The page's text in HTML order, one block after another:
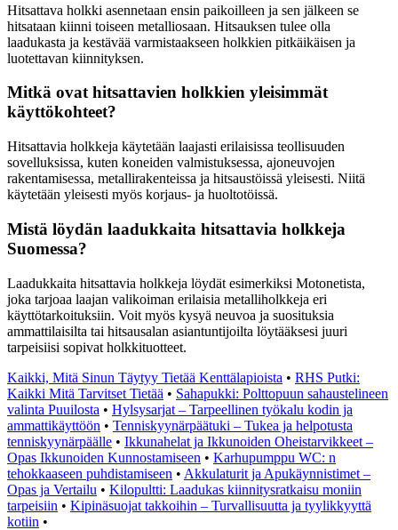
Hitsattava holkki asennetaan ensin paikoilleen ja sen jälkeen se
hitsataan kiinni toiseen metalliosaan. Hitsauksen tulee olla
laadukasta ja kestävää varmistaakseen holkkien pitkäikäisen ja
luotettavan kiinnityksen.
Mitkä ovat hitsattavien holkkien yleisimmät
käyttökohteet?
Hitsattavia holkkeja käytetään laajasti erilaisissa teollisuuden
sovelluksissa, kuten koneiden valmistuksessa, ajoneuvojen
rakentamisessa, metallirakenteissa ja hitsaustöissä yleisesti. Niitä
käytetään yleisesti myös korjaus- ja huoltotöissä.
Mistä löydän laadukkaita hitsattavia holkkeja
Suomessa?
Laadukkaita hitsattavia holkkeja löydät esimerkiksi Motonetista,
joka tarjoaa laajan valikoiman erilaisia metalliholkkeja eri
käyttötarkoituksiin. Voit myös kysyä neuvoa ja suosituksia
ammattilaisilta tai hitsausalan asiantuntijoilta löytääksesi juuri
tarpeisiisi sopivat holkkituotteet.
Kaikki, Mitä Sinun Täytyy Tietää Kenttälapioista • RHS Putki:
Kaikki Mitä Tarvitset Tietää • Sahapukki: Polttopuun sahaustelineen
valinta Puuilosta • Hylsysarjat – Tarpeellinen työkalu kodin ja
ammattikäyttöön • Tenniskyynärpäätuki – Tukea ja helpotusta
tenniskyynärpäälle • Ikkunahelat ja Ikkunoiden Oheistarvikkeet –
Opas Ikkunoiden Kunnostamiseen • Karhupumppu WC: n
tehokkaaseen puhdistamiseen • Akkulaturit ja Apukäynnistimet –
Opas ja Vertailu • Kilopultti: Laadukas kiinnitysratkaisu moniin
tarpeisiin • Kipinäsuojat takkoihin – Turvallisuutta ja tyylikkyyttä
kotiin •